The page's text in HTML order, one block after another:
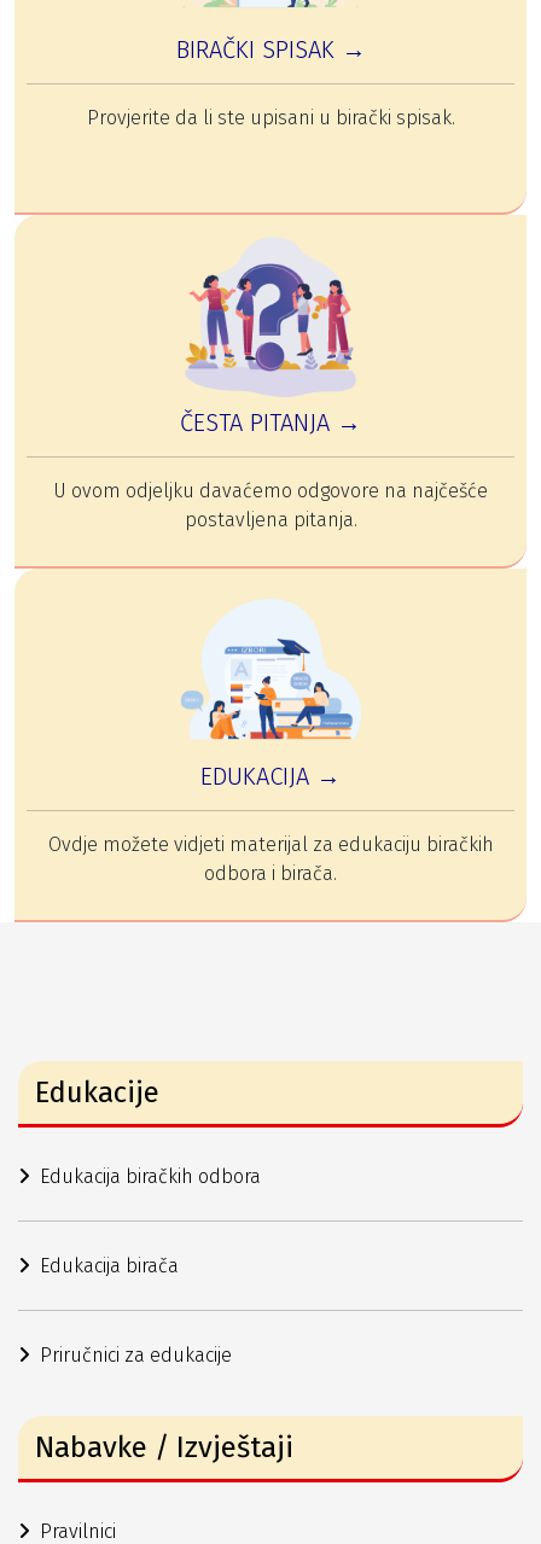
BIRAČKI SPISAK →
Provjerite da li ste upisani u birački spisak.
ČESTA PITANJA →
U ovom odjeljku davaćemo odgovore na najčešće
postavljena pitanja.
EDUKACIJA →
Ovdje možete vidjeti materijal za edukaciju biračkih
odbora i birača.
Edukacije
Edukacija biračkih odbora
Edukacija birača
Priručnici za edukacije
Nabavke / Izvještaji
Pravilnici